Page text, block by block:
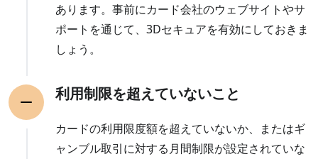
あります。事前にカード会社のウェブサイトやサ
ポートを通じて、3Dセキュアを有効にしておきま
しょう。
利用制限を超えていないこと
カードの利用限度額を超えていないか、またはギ
ャンブル取引に対する月間制限が設定されていな